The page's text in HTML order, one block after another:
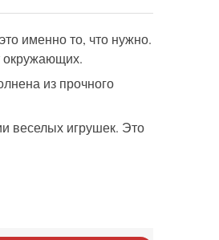
именно то, что нужно.
окружающих.
из прочного
веселых игрушек. Это